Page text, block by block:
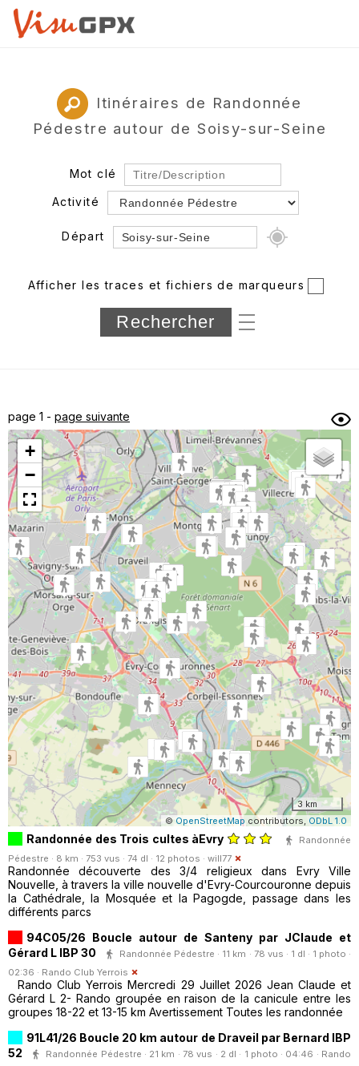
Itinéraires de Randonnée
Pédestre autour de Soisy-sur-Seine
Mot clé
Activité
Départ
Département
Longueur min/max
sous-dossiers
Trier par
Horodatage Photos
Afficher les traces et fichiers de marqueurs
page 1 - page suivante
+
−
3 km
© OpenStreetMap contributors, ODbL 1.0
Randonnée des Trois cultes àEvry
Randonnée
Pédestre · 8 km · 753 vus · 74 dl · 12 photos · will77
Randonnée découverte des 3/4 religieux dans Evry Ville
Nouvelle, à travers la ville nouvelle d'Evry-Courcouronne depuis
la Cathédrale, la Mosquée et la Pagogde, passage dans les
différents parcs
94C05/26 Boucle autour de Santeny par JClaude et
Gérard L IBP 30
Randonnée Pédestre · 11 km · 78 vus · 1 dl · 1 photo ·
02:36 · Rando Club Yerrois
Rando Club Yerrois Mercredi 29 Juillet 2026 Jean Claude et
Gérard L 2- Rando groupée en raison de la canicule entre les
groupes 18-22 et 13-15 km Avertissement Toutes les randonnée
91L41/26 Boucle 20 km autour de Draveil par Bernard IBP
52
Randonnée Pédestre · 21 km · 78 vus · 2 dl · 1 photo · 04:46 · Rando